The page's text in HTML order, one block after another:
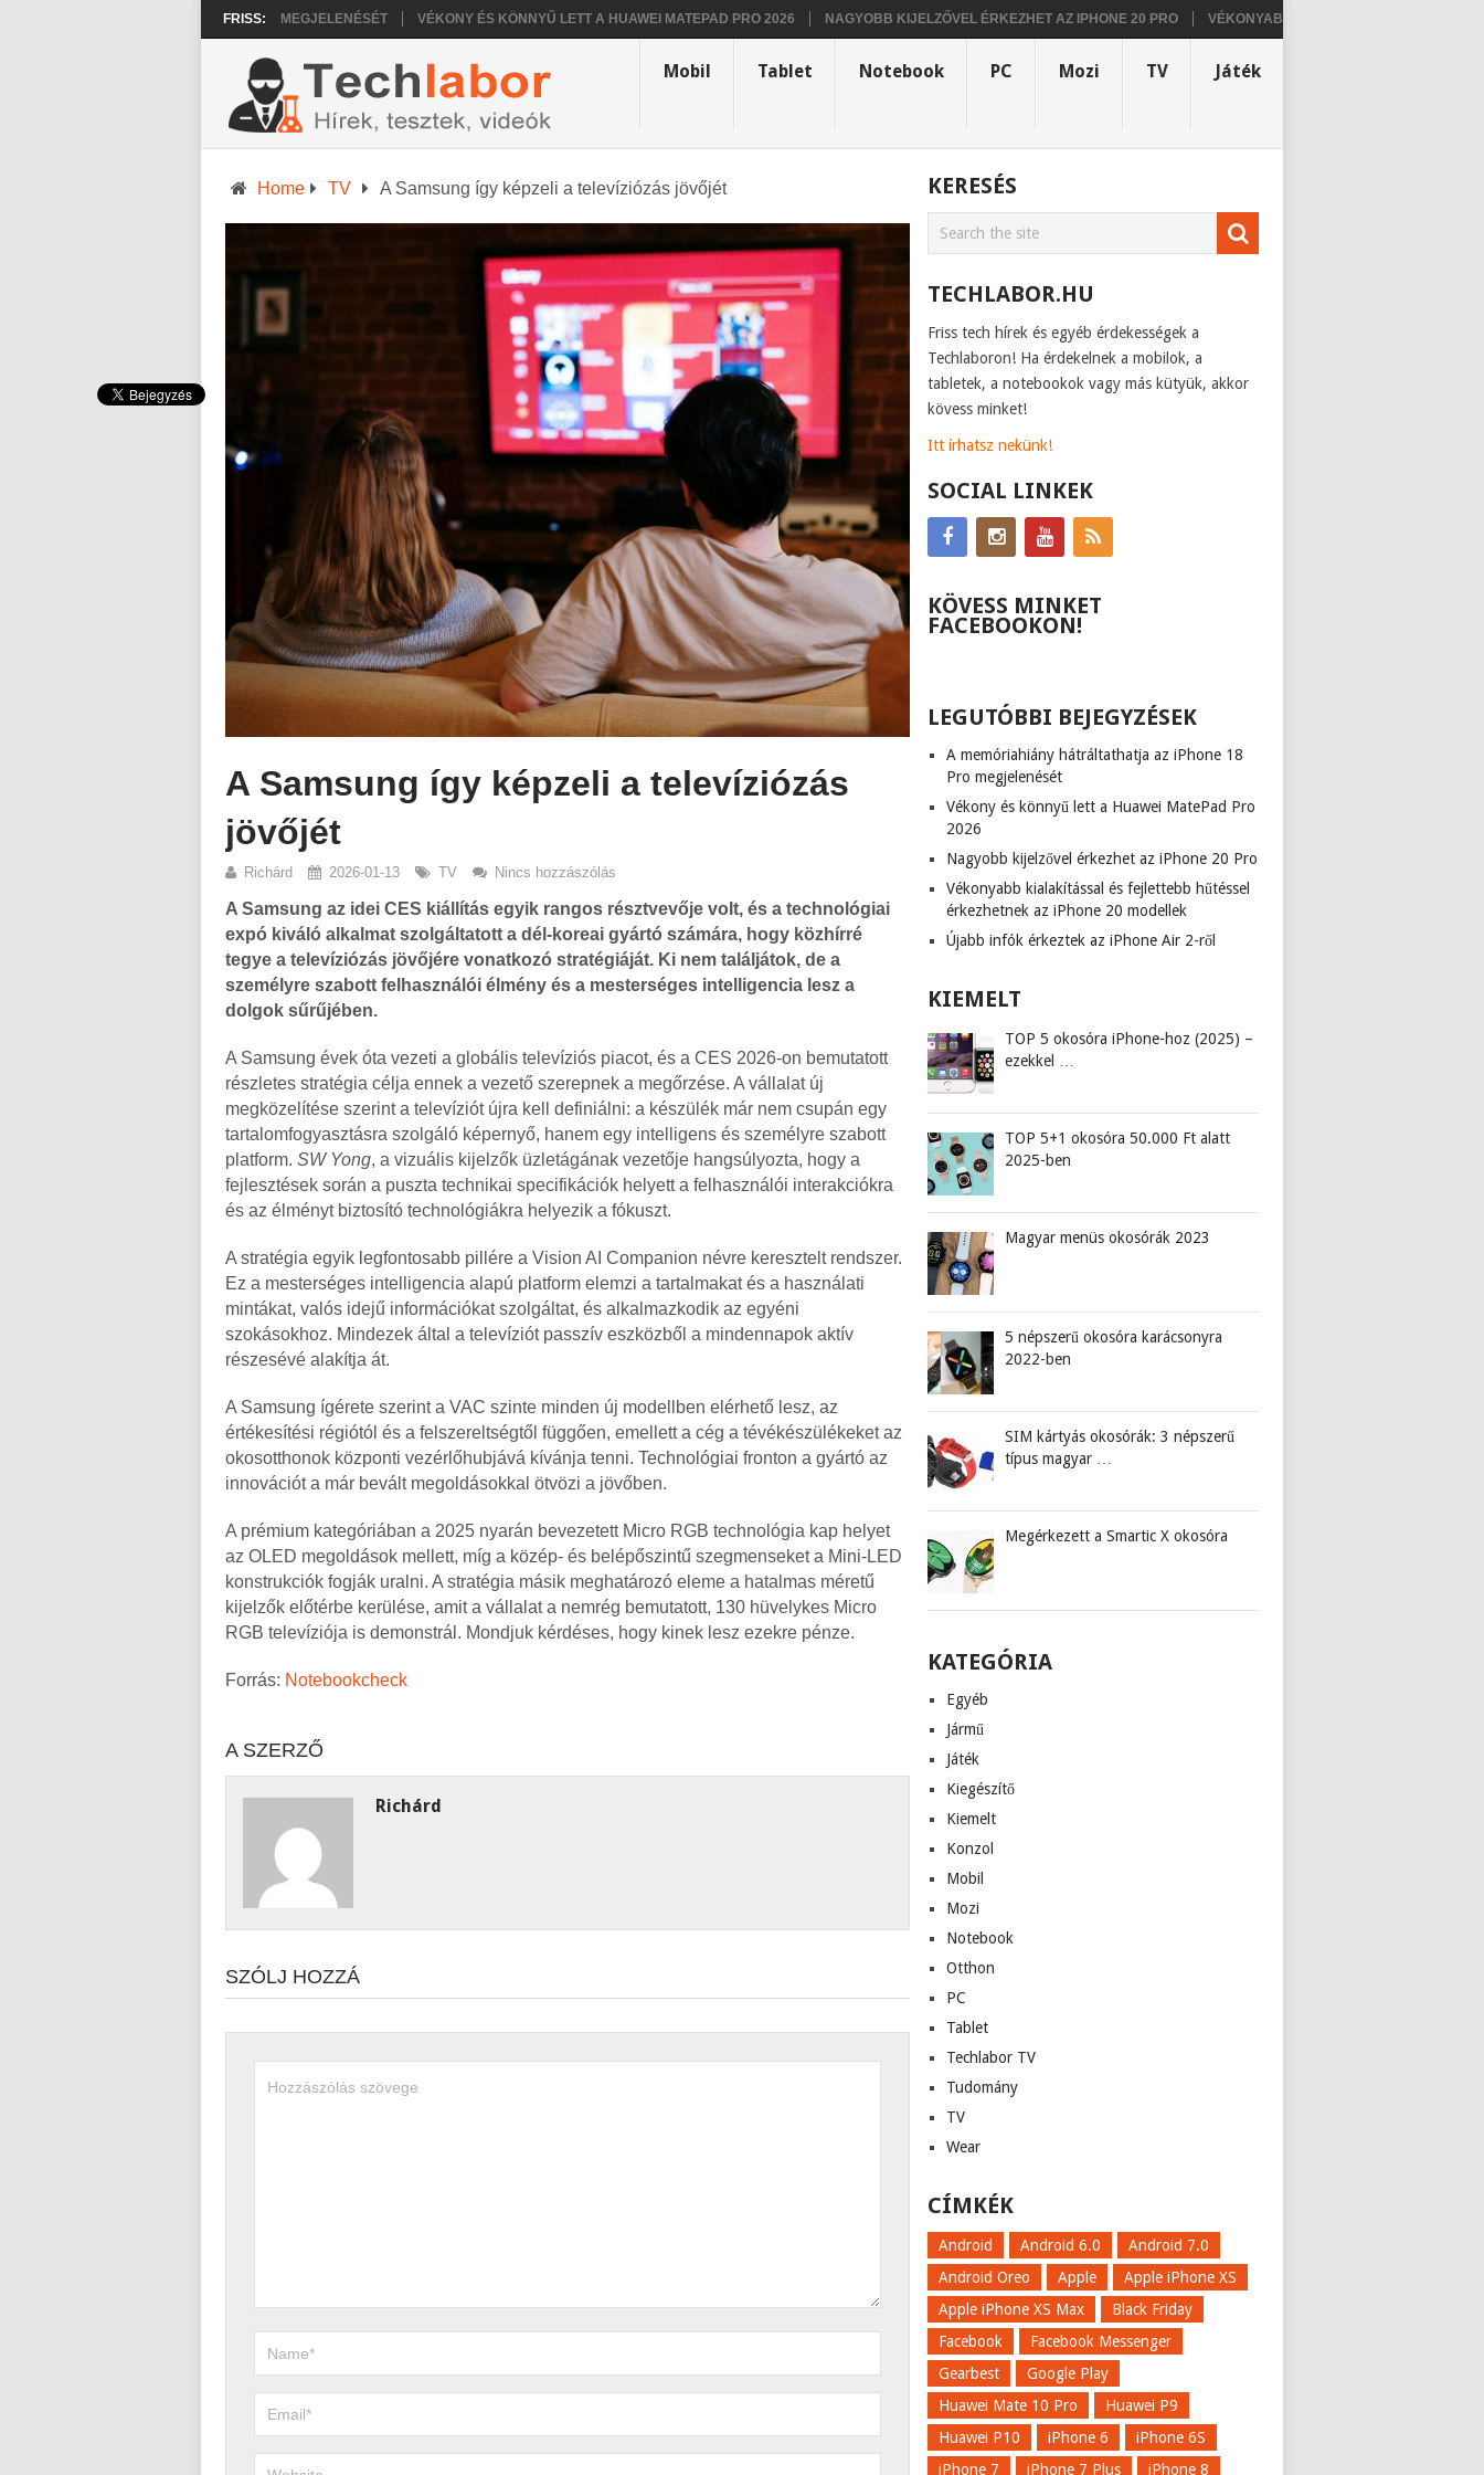
FRISS:
AZ IPHONE 18 PRO MEGJELENÉSÉT VÉKONY ÉS KÖNNYŰ LETT A HUAWEI MATEPAD PRO 2026 NAGYOBB KIJELZŐVEL ÉRKEZHET AZ IPHONE 20 PRO VÉKONYABB KIALAKÍTÁSSAL ÉS FEJLETTEBB
Mobil Tablet Notebook PC Mozi TV Játék
Home TV A Samsung így képzeli a televíziózás jövőjét
A Samsung így képzeli a televíziózás
jövőjét
Richárd 2026-01-13 TV Nincs hozzászólás
A Samsung az idei CES kiállítás egyik rangos résztvevője volt, és a technológiai
expó kiváló alkalmat szolgáltatott a dél-koreai gyártó számára, hogy közhírré
tegye a televíziózás jövőjére vonatkozó stratégiáját. Ki nem találjátok, de a
személyre szabott felhasználói élmény és a mesterséges intelligencia lesz a
dolgok sűrűjében.
A Samsung évek óta vezeti a globális televíziós piacot, és a CES 2026-on bemutatott
részletes stratégia célja ennek a vezető szerepnek a megőrzése. A vállalat új
megközelítése szerint a televíziót újra kell definiálni: a készülék már nem csupán egy
tartalomfogyasztásra szolgáló képernyő, hanem egy intelligens és személyre szabott
platform. SW Yong, a vizuális kijelzők üzletágának vezetője hangsúlyozta, hogy a
fejlesztések során a puszta technikai specifikációk helyett a felhasználói interakciókra
és az élményt biztosító technológiákra helyezik a fókuszt.
A stratégia egyik legfontosabb pillére a Vision AI Companion névre keresztelt rendszer.
Ez a mesterséges intelligencia alapú platform elemzi a tartalmakat és a használati
mintákat, valós idejű információkat szolgáltat, és alkalmazkodik az egyéni
szokásokhoz. Mindezek által a televíziót passzív eszközből a mindennapok aktív
részesévé alakítja át.
A Samsung ígérete szerint a VAC szinte minden új modellben elérhető lesz, az
értékesítési régiótól és a felszereltségtől függően, emellett a cég a tévékészülékeket az
okosotthonok központi vezérlőhubjává kívánja tenni. Technológiai fronton a gyártó az
innovációt a már bevált megoldásokkal ötvözi a jövőben.
A prémium kategóriában a 2025 nyarán bevezetett Micro RGB technológia kap helyet
az OLED megoldások mellett, míg a közép- és belépőszintű szegmenseket a Mini-LED
konstrukciók fogják uralni. A stratégia másik meghatározó eleme a hatalmas méretű
kijelzők előtérbe kerülése, amit a vállalat a nemrég bemutatott, 130 hüvelykes Micro
RGB televíziója is demonstrál. Mondjuk kérdéses, hogy kinek lesz ezekre pénze.
Forrás: Notebookcheck
A SZERZŐ
Richárd
SZÓLJ HOZZÁ
KERESÉS
TECHLABOR.HU
Friss tech hírek és egyéb érdekességek a
Techlaboron! Ha érdekelnek a mobilok, a
tabletek, a notebookok vagy más kütyük, akkor
kövess minket!
Itt írhatsz nekünk!
SOCIAL LINKEK
KÖVESS MINKET
FACEBOOKON!
LEGUTÓBBI BEJEGYZÉSEK
A memóriahiány hátráltathatja az iPhone 18
Pro megjelenését
Vékony és könnyű lett a Huawei MatePad Pro
2026
Nagyobb kijelzővel érkezhet az iPhone 20 Pro
Vékonyabb kialakítással és fejlettebb hűtéssel
érkezhetnek az iPhone 20 modellek
Újabb infók érkeztek az iPhone Air 2-ről
KIEMELT
TOP 5 okosóra iPhone-hoz (2025) –
ezekkel …
TOP 5+1 okosóra 50.000 Ft alatt
2025-ben
Magyar menüs okosórák 2023
5 népszerű okosóra karácsonyra
2022-ben
SIM kártyás okosórák: 3 népszerű
típus magyar …
Megérkezett a Smartic X okosóra
KATEGÓRIA
Egyéb
Jármű
Játék
Kiegészítő
Kiemelt
Konzol
Mobil
Mozi
Notebook
Otthon
PC
Tablet
Techlabor TV
Tudomány
TV
Wear
CÍMKÉK
Android Android 6.0
Android 7.0
Android Oreo
Apple
Apple iPhone XS
Apple iPhone XS Max
Black Friday
Facebook
Facebook Messenger
Gearbest
Google Play
Huawei Mate 10 Pro
Huawei P9
Huawei P10
iPhone 6
iPhone 6S
iPhone 7
iPhone 7 Plus iPhone 8